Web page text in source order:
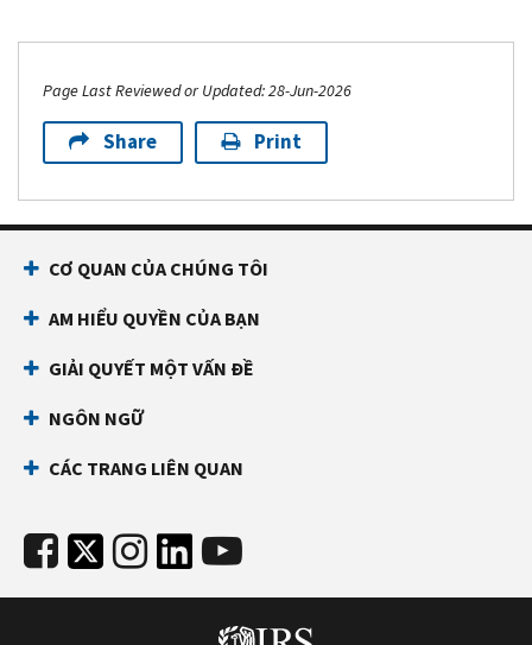
Page Last Reviewed or Updated: 28-Jun-2026
Share Print
CƠ QUAN CỦA CHÚNG TÔI
AM HIỂU QUYỀN CỦA BẠN
GIẢI QUYẾT MỘT VẤN ĐỀ
NGÔN NGỮ
CÁC TRANG LIÊN QUAN